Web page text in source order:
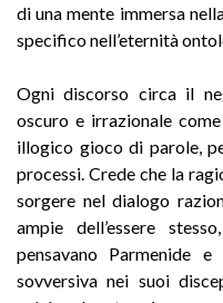
di una mente immersa
specifico nell’eternità
Ogni discorso circa il
oscuro e irrazionale
illogico gioco di parole,
processi. Crede che la
sorgere nel dialogo
ampie dell’essere
pensavano Parmenide
sovversiva nei suoi